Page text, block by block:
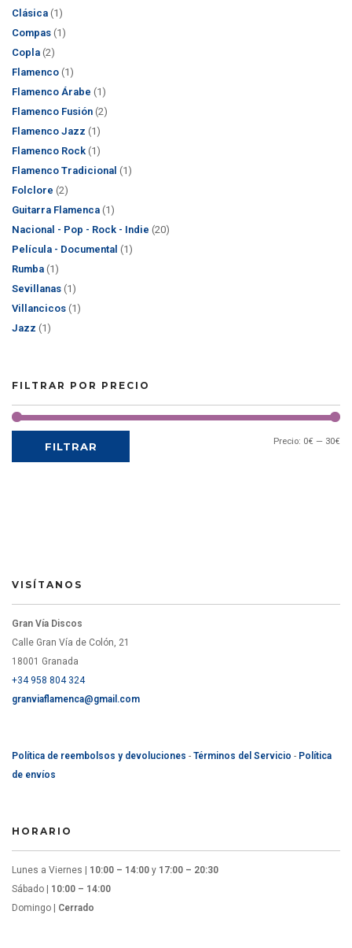
Clásica (1)
Compas (1)
Copla (2)
Flamenco (1)
Flamenco Árabe (1)
Flamenco Fusión (2)
Flamenco Jazz (1)
Flamenco Rock (1)
Flamenco Tradicional (1)
Folclore (2)
Guitarra Flamenca (1)
Nacional - Pop - Rock - Indie (20)
Película - Documental (1)
Rumba (1)
Sevillanas (1)
Villancicos (1)
Jazz (1)
FILTRAR POR PRECIO
FILTRAR Precio: 0€ — 30€
VISÍTANOS
Gran Vía Discos
Calle Gran Vía de Colón, 21
18001 Granada
+34 958 804 324
granviaflamenca@gmail.com
Política de reembolsos y devoluciones - Términos del Servicio - Política
de envíos
HORARIO
Lunes a Viernes | 10:00 – 14:00 y 17:00 – 20:30
Sábado | 10:00 – 14:00
Domingo | Cerrado